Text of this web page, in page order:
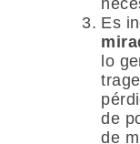
Es
lo
de
de